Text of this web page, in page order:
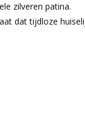
zilveren patina.
dat tijdloze